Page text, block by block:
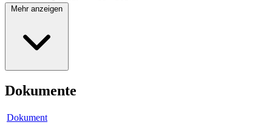
Mehr anzeigen
Dokumente
Dokument